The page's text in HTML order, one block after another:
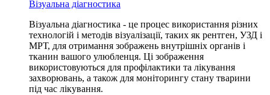
Візуальна діагностика
Візуальна діагностика - це процес використання різних
технологій і методів візуалізації, таких як рентген, УЗД і
МРТ, для отримання зображень внутрішніх органів і
тканин вашого улюбленця. Ці зображення
використовуються для профілактики та лікування
захворювань, а також для моніторингу стану тварини
під час лікування.